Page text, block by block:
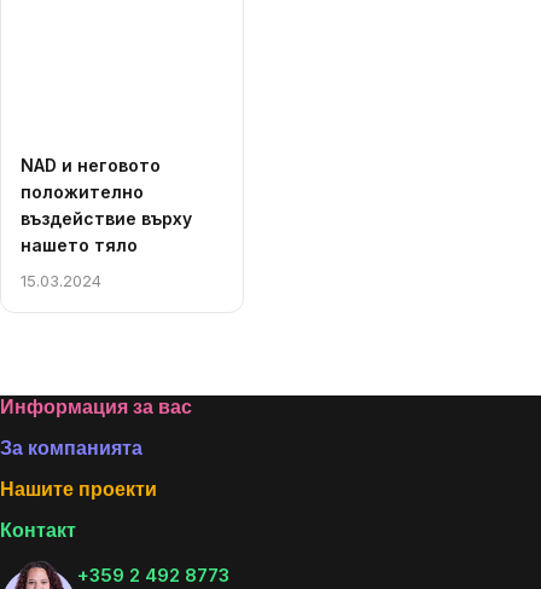
NAD и неговото
положително
въздействие върху
нашето тяло
15.03.2024
controls
Footer
Информация за вас
За компанията
Нашите проекти
Контакт
+359 2 492 8773